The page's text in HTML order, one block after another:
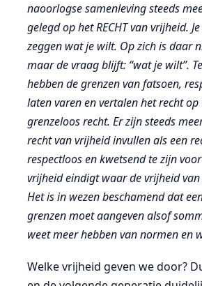
naoorlogse samenleving steeds
gelegd op het RECHT van vrijheid.
zeggen wat je wilt. Op zich is daar
maar de vraag blijft: “wat je wilt”.
hebben de grenzen van fatsoen,
laten varen en vertalen het recht
grenzeloos recht. Er zijn steeds
recht van vrijheid invullen als een
respectloos en kwetsend te zijn
vrijheid eindigt waar de vrijheid
Het is in wezen beschamend dat
grenzen moet aangeven alsof
weet meer hebben van normen en
Welke vrijheid geven we door?